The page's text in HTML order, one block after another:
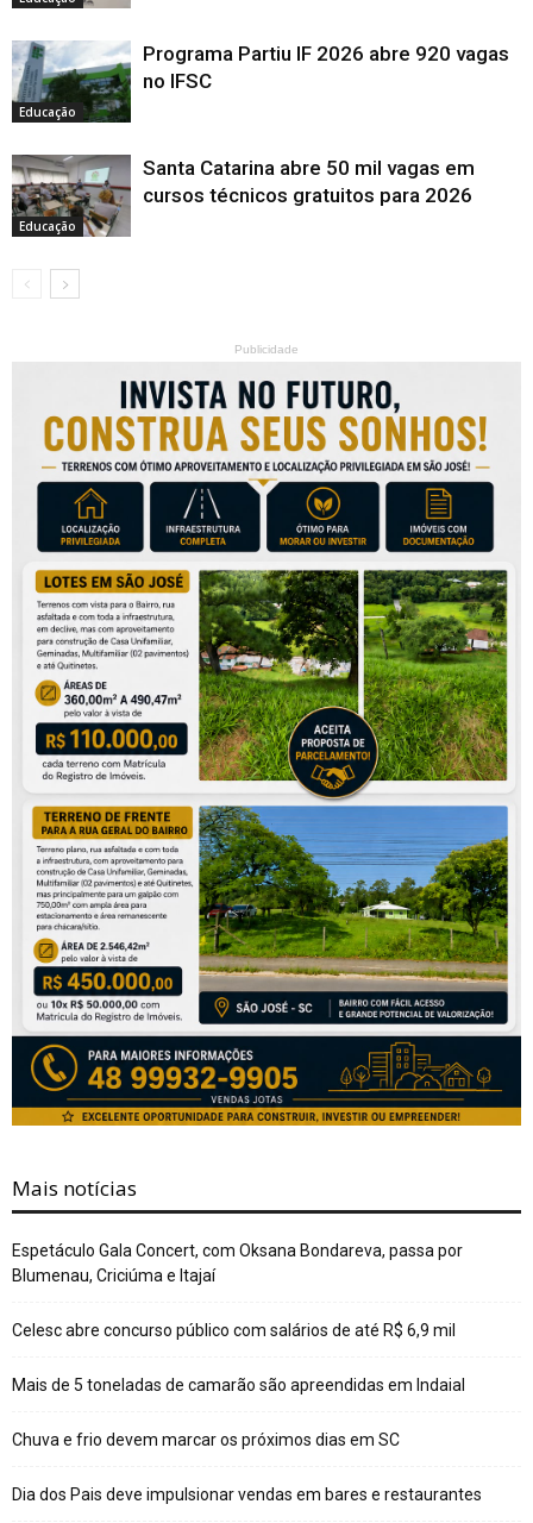
Educação
Programa Partiu IF 2026 abre 920 vagas
no IFSC
Educação
Santa Catarina abre 50 mil vagas em
cursos técnicos gratuitos para 2026
Publicidade
Mais notícias
Espetáculo Gala Concert, com Oksana Bondareva, passa por
Blumenau, Criciúma e Itajaí
Celesc abre concurso público com salários de até R$ 6,9 mil
Mais de 5 toneladas de camarão são apreendidas em Indaial
Chuva e frio devem marcar os próximos dias em SC
Dia dos Pais deve impulsionar vendas em bares e restaurantes